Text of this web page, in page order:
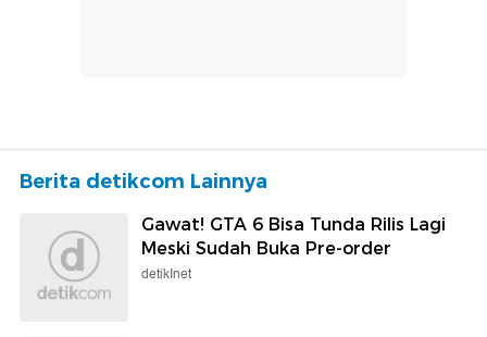
Berita detikcom Lainnya
Gawat! GTA 6 Bisa Tunda Rilis Lagi
Meski Sudah Buka Pre-order
detikInet